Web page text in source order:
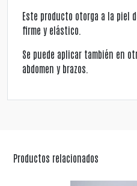
Este producto otorga a la piel
firme y elástico.
Se puede aplicar también en
abdomen y brazos.
Productos relacionados